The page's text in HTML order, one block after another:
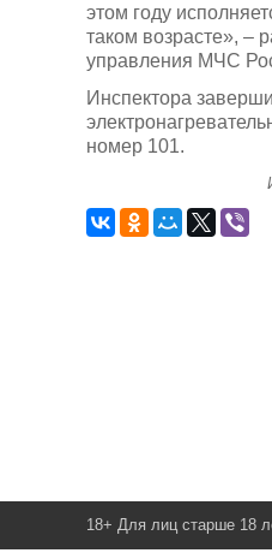
этом году
таком возрасте», –
управления МЧС
Инспектора
номер 101.
18+ Для лиц старше 18